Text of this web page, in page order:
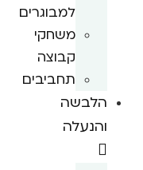
למבוגרים
משחקי
קבוצה
תחביבים
הלבשה
והנעלה